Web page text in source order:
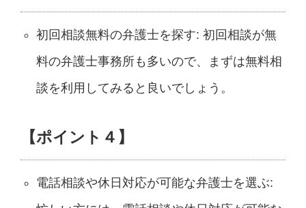
初回相談無料の弁護士を探す: 初回相談が無
料の弁護士事務所も多いので、まずは無料相
談を利用してみると良いでしょう。
【ポイント４】
電話相談や休日対応が可能な弁護士を選ぶ: